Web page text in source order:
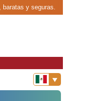
y seguras.